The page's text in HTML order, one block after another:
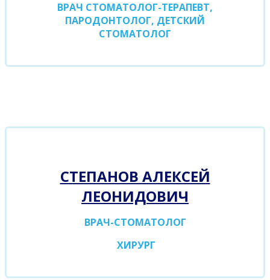
ВРАЧ СТОМАТОЛОГ-ТЕРАПЕВТ,
ПАРОДОНТОЛОГ, ДЕТСКИЙ
СТОМАТОЛОГ
СТЕПАНОВ АЛЕКСЕЙ
ЛЕОНИДОВИЧ
ВРАЧ-СТОМАТОЛОГ
ХИРУРГ